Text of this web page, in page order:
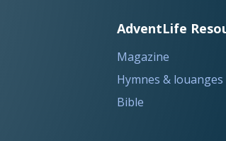
AdventLife
Magazine
Hymnes & louanges
Bible